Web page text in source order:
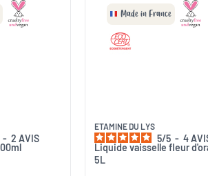
- 2 AVIS
Made in France
ETAMINE DU LYS
5/5 - 4
Liquide vaisselle fleur
5L